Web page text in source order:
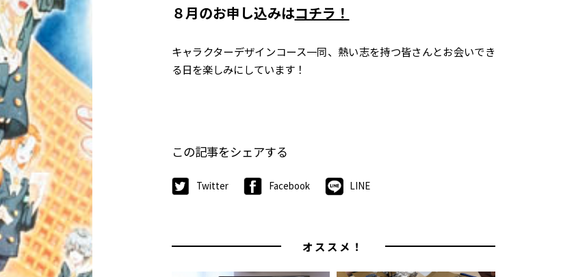
８月のお申し込みはコチラ！
キャラクターデザインコース一同、熱い志を持つ皆さんとお会いでき
る日を楽しみにしています！
この記事をシェアする
Twitter Facebook LINE
オススメ！